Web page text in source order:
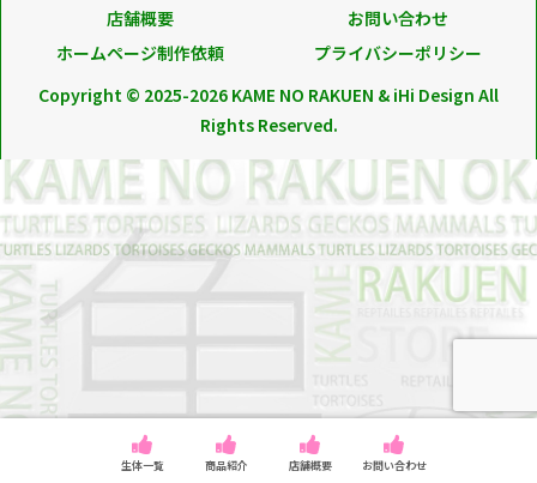
店舗概要
お問い合わせ
ホームページ制作依頼
プライバシーポリシー
Copyright © 2025-2026 KAME NO RAKUEN & iHi Design All
Rights Reserved.
生体一覧 商品紹介 店舗概要 お問い合わせ